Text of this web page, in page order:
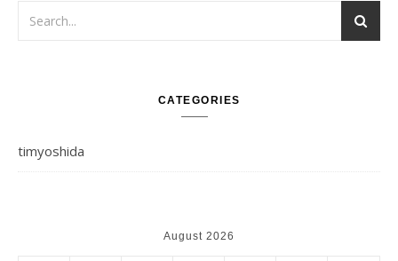
CATEGORIES
timyoshida
August 2026